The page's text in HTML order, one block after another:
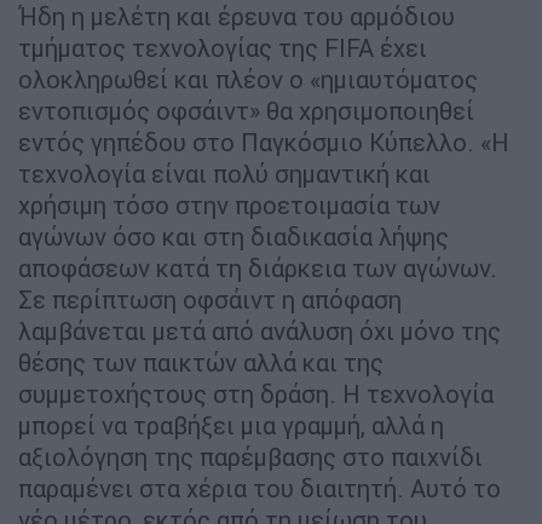
Ήδη η μελέτη και έρευνα του αρμόδιου
τμήματος τεχνολογίας της FIFA έχει
ολοκληρωθεί και πλέον ο «ημιαυτόματος
εντοπισμός οφσάιντ» θα χρησιμοποιηθεί
εντός γηπέδου στο Παγκόσμιο Κύπελλο. «Η
τεχνολογία είναι πολύ σημαντική και
χρήσιμη τόσο στην προετοιμασία των
αγώνων όσο και στη διαδικασία λήψης
αποφάσεων κατά τη διάρκεια των αγώνων.
Σε περίπτωση οφσάιντ η απόφαση
λαμβάνεται μετά από ανάλυση όχι μόνο της
θέσης των παικτών αλλά και της
συμμετοχήςτους στη δράση. Η τεχνολογία
μπορεί να τραβήξει μια γραμμή, αλλά η
αξιολόγηση της παρέμβασης στο παιχνίδι
παραμένει στα χέρια του διαιτητή. Αυτό το